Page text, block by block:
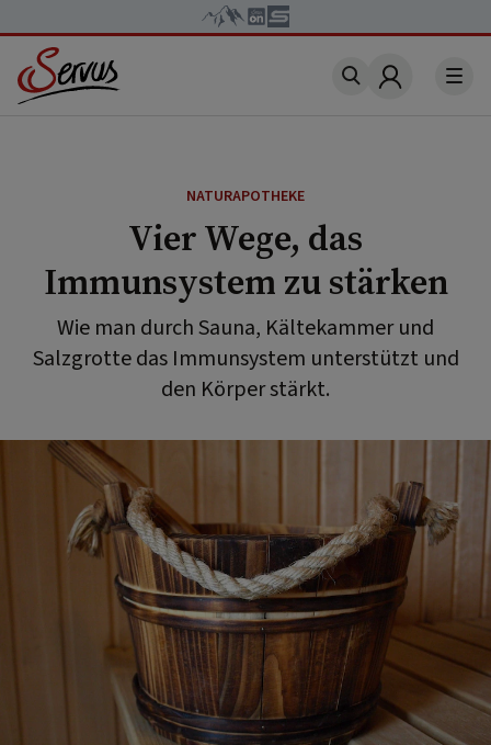
Account
NATURAPOTHEKE
Vier Wege, das
Immunsystem zu stärken
Wie man durch Sauna, Kältekammer und
Salzgrotte das Immunsystem unterstützt und
den Körper stärkt.